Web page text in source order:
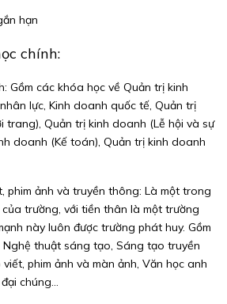
hạn
chính:
Gồm các khóa học về Quản trị kinh
lực, Kinh doanh quốc tế, Quản trị
trang), Quản trị kinh doanh (Lễ hội và sự
doanh (Kế toán), Quản trị kinh doanh
phim ảnh và truyền thông: Là một trong
trường, với tiền thân là một trường
này luôn được trường phát huy. Gồm
thuật sáng tạo, Sáng tạo truyền
phim ảnh và màn ảnh, Văn học anh
chúng…